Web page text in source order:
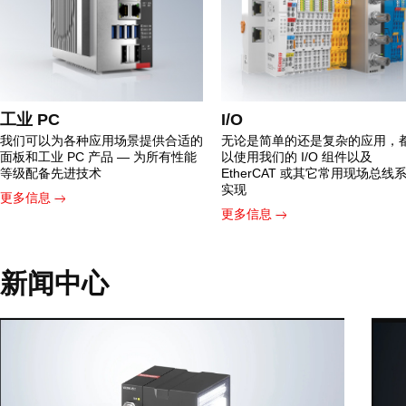
工业 PC
我们可以为各种应用场景提供合适的
面板和工业 PC 产品 — 为所有性能
等级配备先进技术
更多信息
I/O
无论是简单的还是复杂的应用，
以使用我们的 I/O 组件以及
EtherCAT 或其它常用现场总线
实现
更多信息
新闻中心